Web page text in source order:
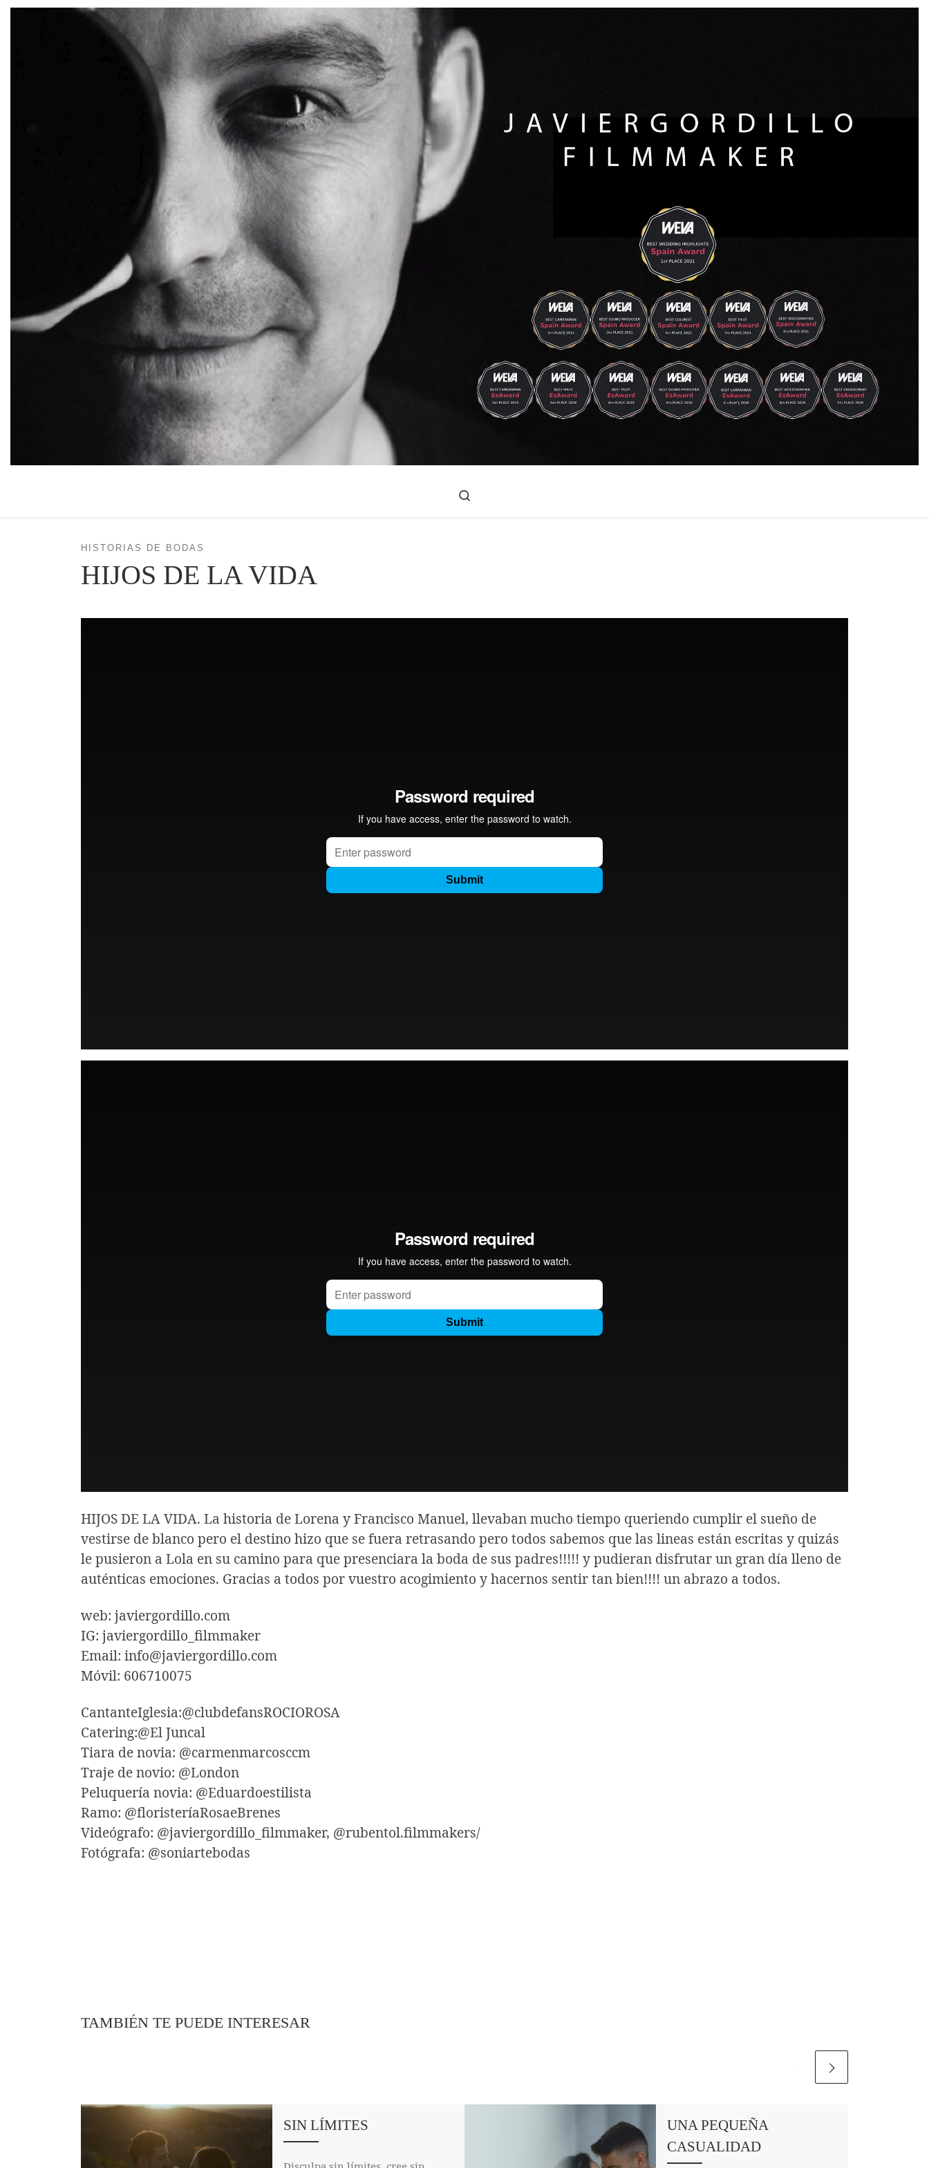
Saltar al contenido
HISTORIAS DE BODAS
HIJOS DE LA VIDA
HIJOS DE LA VIDA. La historia de Lorena y Francisco Manuel, llevaban mucho tiempo queriendo cumplir el sueño de
vestirse de blanco pero el destino hizo que se fuera retrasando pero todos sabemos que las lineas están escritas y quizás
le pusieron a Lola en su camino para que presenciara la boda de sus padres!!!!! y pudieran disfrutar un gran día lleno de
auténticas emociones. Gracias a todos por vuestro acogimiento y hacernos sentir tan bien!!!! un abrazo a todos.
web: javiergordillo.com
IG: javiergordillo_filmmaker
Email: info@javiergordillo.com
Móvil: 606710075
CantanteIglesia:@clubdefansROCIOROSA
Catering:@El Juncal
Tiara de novia: @carmenmarcosccm
Traje de novio: @London
Peluquería novia: @Eduardoestilista
Ramo: @floristeríaRosaeBrenes
Videógrafo: @javiergordillo_filmmaker, @rubentol.filmmakers/
Fotógrafa: @soniartebodas
TAMBIÉN TE PUEDE INTERESAR
SIN LÍMITES
UNA PEQUEÑA
CASUALIDAD